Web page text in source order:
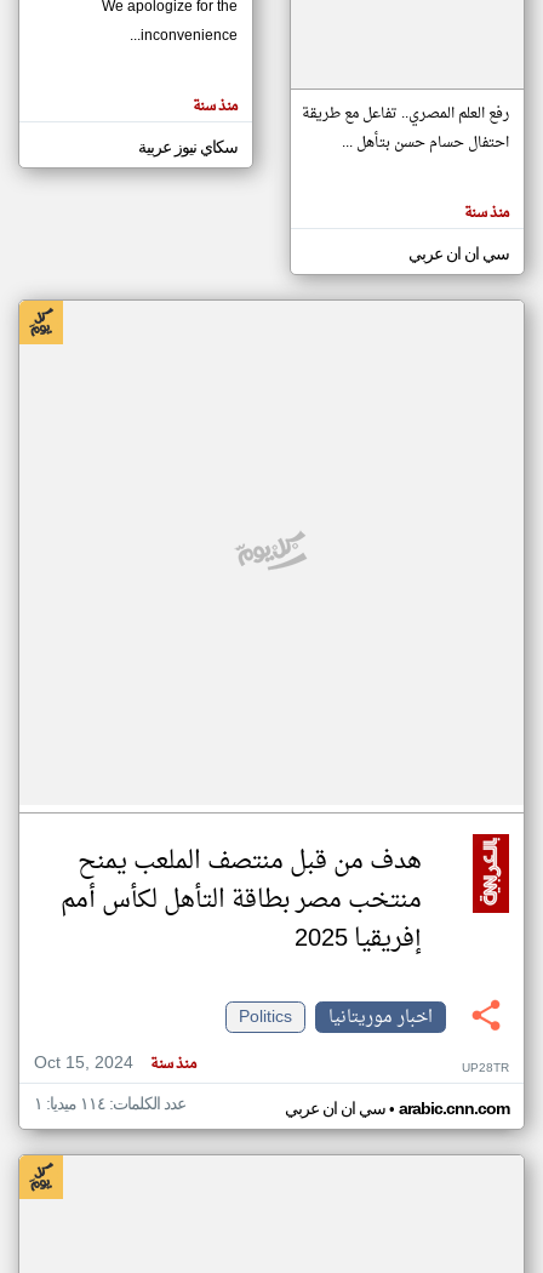
مصادر الأخبار من موريتانيا
اخبار موريتانيا على مدار الساعة
أهم اخبار موريتانيا العاجلة والمباشرة
المقالات
الموجوده
هنا عن
رفع العلم المصري.. تفاعل مع طريقة
احتفال حسام حسن بتأهل ...
منذ سنة
سي ان ان عربي
We apologize for the
inconvenience...
منذ سنة
سكاي نيوز عربية
هدف من قبل منتصف الملعب يمنح
منتخب مصر بطاقة التأهل لكأس أمم
إفريقيا 2025
اخبار موريتانيا
Politics
Oct 15, 2024
منذ سنة UP28TR
سي ان ان عربي• arabic.cnn.com عدد الكلمات: ١١٤ ميديا: ١
klyoum.com